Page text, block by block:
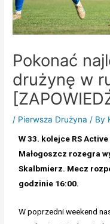
Pokonać
drużynę w
/ Pierwsza Drużyna / By
W 33. kolejce RS
Małogoszcz rozegra
Skalbmierz. Mecz
godzinie 16:00.
W poprzedni weekend